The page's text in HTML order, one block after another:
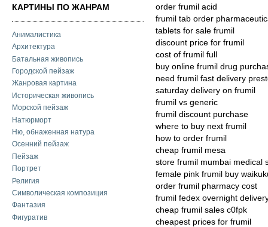
КАРТИНЫ ПО ЖАНРАМ
Анималистика
Архитектура
Батальная живопись
Городской пейзаж
Жанровая картина
Историческая живопись
Морской пейзаж
Натюрморт
Ню, обнаженная натура
Осенний пейзаж
Пейзаж
Портрет
Религия
Символическая композиция
Фантазия
Фигуратив
order frumil acid
frumil tab order
tablets for sale frumil
discount price for frumil
cost of frumil full
buy online frumil drug
need frumil fast delivery
saturday delivery on frumil
frumil vs generic
frumil discount purchase
where to buy next frumil
how to order frumil
cheap frumil mesa
store frumil mumbai medical
female pink frumil buy
order frumil pharmacy cost
frumil fedex overnight
cheap frumil sales c0fpk
cheapest prices for frumil